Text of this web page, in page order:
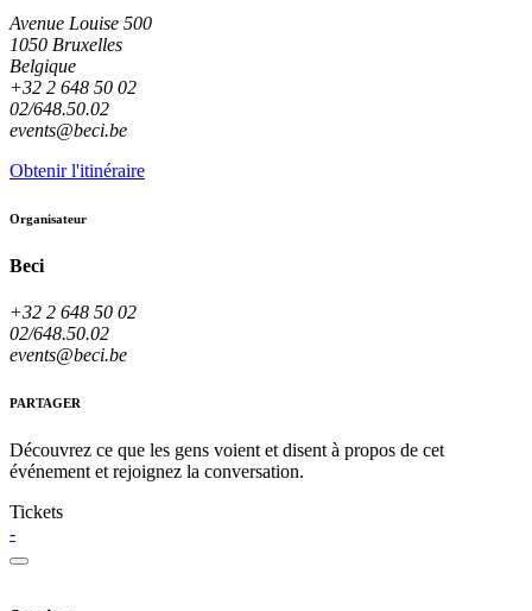
Avenue Louise 500
1050 Bruxelles
Belgique
+32 2 648 50 02
02/648.50.02
events@beci.be
Obtenir l'itinéraire
Organisateur
Beci
+32 2 648 50 02
02/648.50.02
events@beci.be
PARTAGER
Découvrez ce que les gens voient et disent à propos de cet
événement et rejoignez la conversation.
Tickets
-